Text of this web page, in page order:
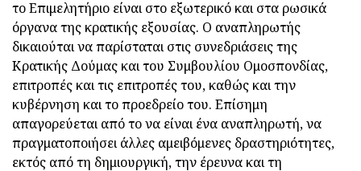
το Επιμελητήριο είναι στο εξωτερικό και στα ρωσικά
όργανα της κρατικής εξουσίας. Ο αναπληρωτής
δικαιούται να παρίσταται στις συνεδριάσεις της
Κρατικής Δούμας και του Συμβουλίου Ομοσπονδίας,
επιτροπές και τις επιτροπές του, καθώς και την
κυβέρνηση και το προεδρείο του. Επίσημη
απαγορεύεται από το να είναι ένα αναπληρωτή, να
πραγματοποιήσει άλλες αμειβόμενες δραστηριότητες,
εκτός από τη δημιουργική, την έρευνα και τη